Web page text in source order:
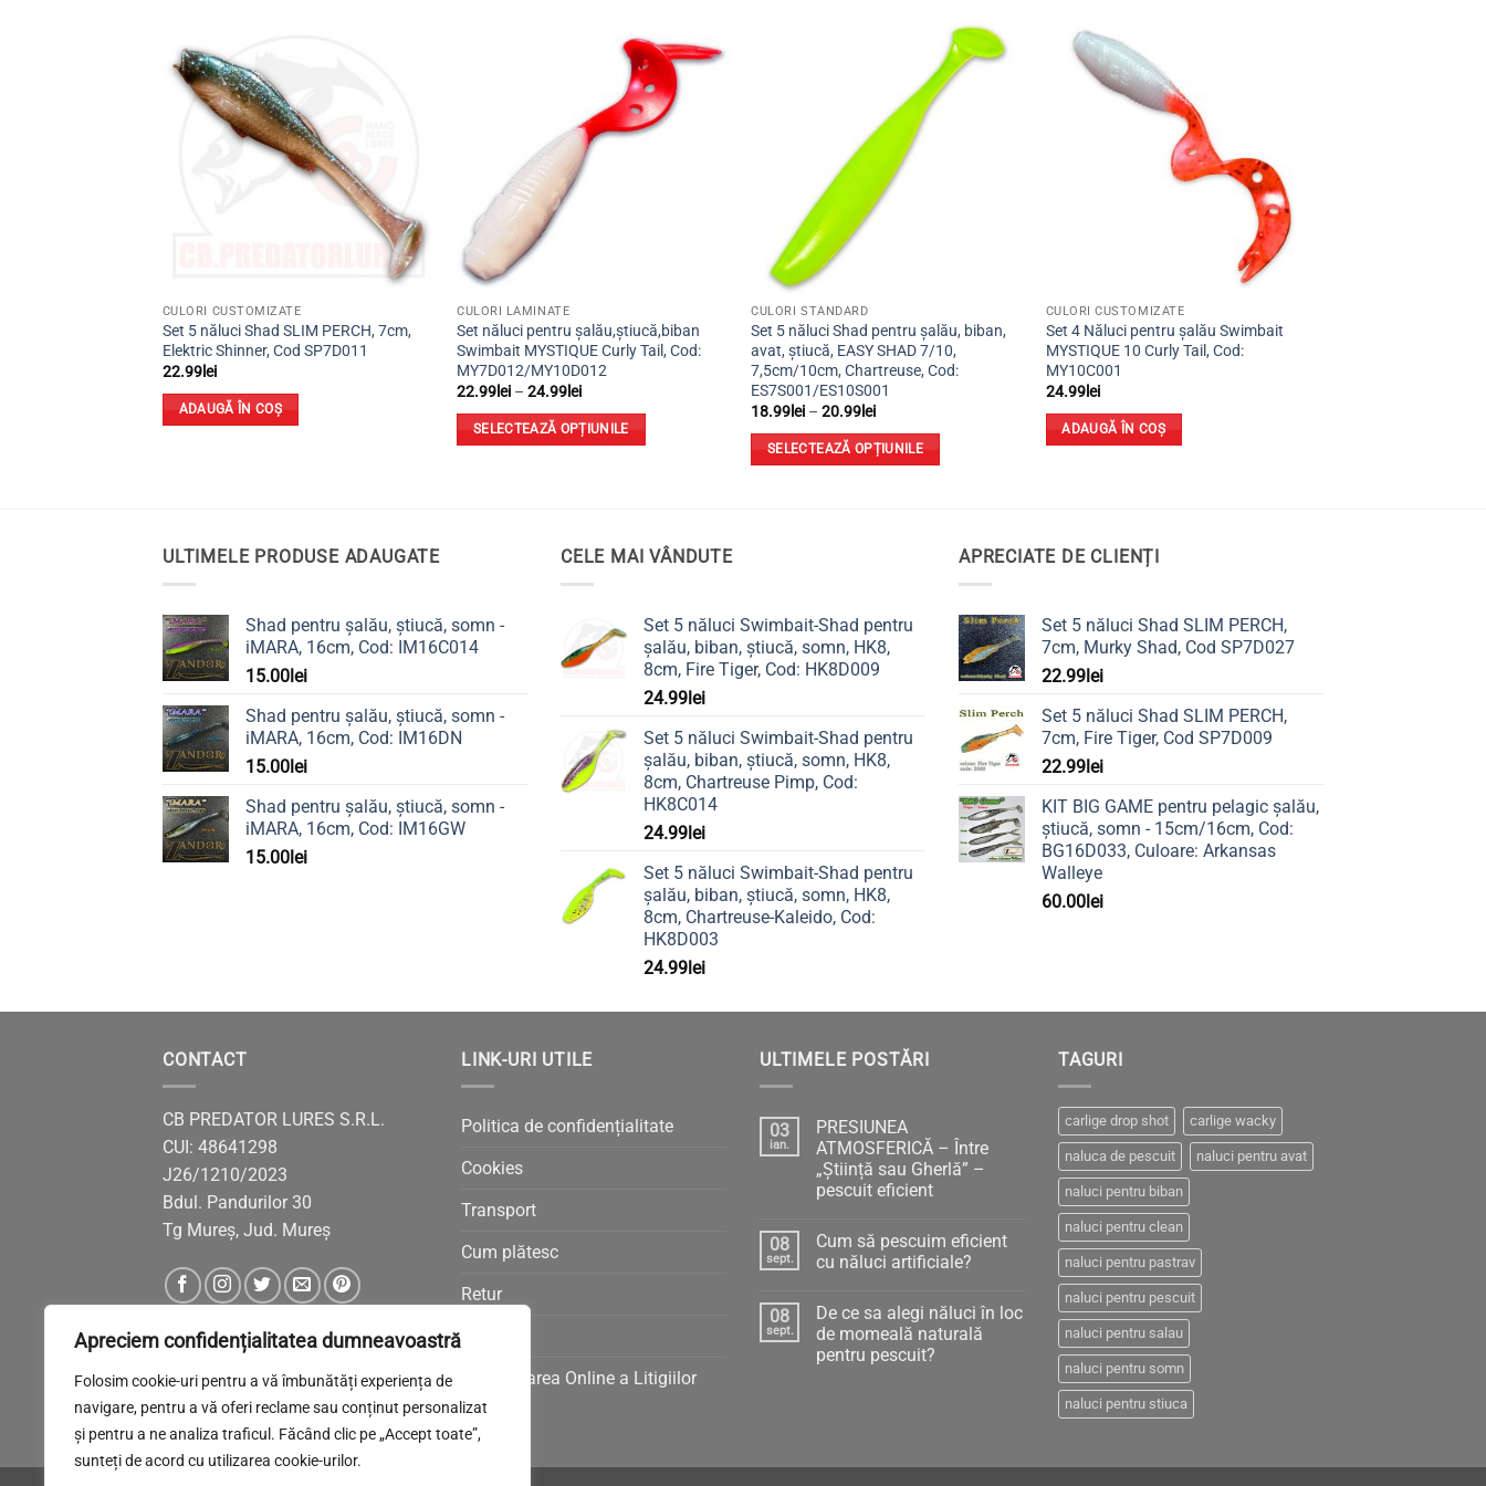
Apreciem confidențialitatea dumneavoastră
Folosim cookie-uri pentru a vă îmbunătăți experiența de
navigare, pentru a vă oferi reclame sau conținut personalizat
și pentru a ne analiza traficul. Făcând clic pe „Accept toate”,
sunteți de acord cu utilizarea cookie-urilor.
CULORI CUSTOMIZATE
Set 5 năluci Shad SLIM PERCH, 7cm,
Elektric Shinner, Cod SP7D011
22.99lei
ADAUGĂ ÎN COȘ
Adaugă
favorite
CULORI LAMINATE
Set năluci pentru șalău,știucă,biban
Swimbait MYSTIQUE Curly Tail, Cod:
MY7D012/MY10D012
22.99lei – 24.99leiInterval
prețuri:
22.99lei
SELECTEAZĂ OPȚIUNILE
pot
în
pagina
CULORI STANDARD
Set 5 năluci Shad pentru șalău, biban,
avat, știucă, EASY SHAD 7/10,
7,5cm/10cm, Chartreuse, Cod:
ES7S001/ES10S001
18.99lei – 20.99leiInterval
prețuri:
18.99lei
SELECTEAZĂ OPȚIUNILE
Opțiunile
pot
fi
în
pagina
produsului.
CULORI CUSTOMIZATE
Set 4 Năluci pentru șalău Swimbait
MYSTIQUE 10 Curly Tail, Cod:
MY10C001
24.99lei
ADAUGĂ ÎN COȘ
ULTIMELE PRODUSE ADAUGATE
Shad pentru șalău, știucă, somn -
iMARA, 16cm, Cod: IM16C014
15.00lei
Shad pentru șalău, știucă, somn -
iMARA, 16cm, Cod: IM16DN
15.00lei
Shad pentru șalău, știucă, somn -
iMARA, 16cm, Cod: IM16GW
15.00lei
CELE MAI VÂNDUTE
Set 5 năluci Swimbait-Shad pentru
șalău, biban, știucă, somn, HK8,
8cm, Fire Tiger, Cod: HK8D009
24.99lei
Set 5 năluci Swimbait-Shad pentru
șalău, biban, știucă, somn, HK8,
8cm, Chartreuse Pimp, Cod:
HK8C014
24.99lei
Set 5 năluci Swimbait-Shad pentru
șalău, biban, știucă, somn, HK8,
8cm, Chartreuse-Kaleido, Cod:
HK8D003
24.99lei
APRECIATE DE CLIENȚI
Set 5 năluci Shad SLIM PERCH,
7cm, Murky Shad, Cod SP7D027
22.99lei
Set 5 năluci Shad SLIM PERCH,
7cm, Fire Tiger, Cod SP7D009
22.99lei
KIT BIG GAME pentru pelagic șalău,
știucă, somn - 15cm/16cm, Cod:
BG16D033, Culoare: Arkansas
Walleye
60.00lei
CONTACT
CB PREDATOR LURES S.R.L.
CUI: 48641298
J26/1210/2023
Bdul. Pandurilor 30
Tg Mureș, Jud. Mureș
LINK-URI UTILE
Politica de confidențialitate
Cookies
Transport
Cum plătesc
Retur
Solutionarea Online a Litigiilor
ULTIMELE POSTĂRI
03
ian.
PRESIUNEA
ATMOSFERICĂ – Între
„Știință sau Gherlă” –
pescuit eficient
la
PRESIUNEA
ATMOSFERICĂ
„Știință
sau
Gherlă”
–
08
sept.
Cum să pescuim eficient
cu năluci artificiale?
Cum
să
pescuim
08
sept.
De ce sa alegi năluci în loc
de momeală naturală
pentru pescuit?
TAGURI
carlige drop shot carlige wacky
naluca de pescuit naluci pentru avat
naluci pentru biban
naluci pentru clean
naluci pentru pastrav
naluci pentru pescuit
naluci pentru salau
naluci pentru somn
naluci pentru stiuca